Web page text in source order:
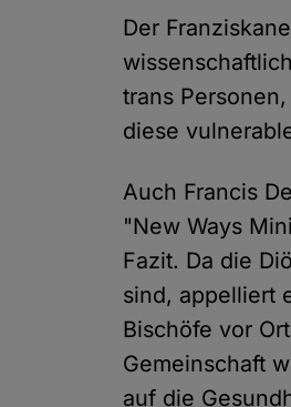
Der
trans
diese
Auch Francis
"New Ways
Fazit. Da die
sind, appelliert
Bischöfe vor
Gemeinschaft
auf die